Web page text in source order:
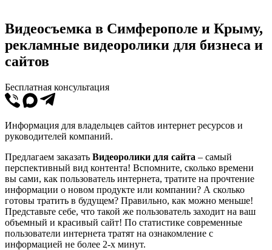
Видеосъемка в Симферополе и Крыму,
рекламные видеоролики для бизнеса и
сайтов
Бесплатная консультация
Информация для владельцев сайтов интернет ресурсов и
руководителей компаний.
Предлагаем заказать Видеоролики для сайта – самый
перспективный вид контента! Вспомните, сколько времени
вы сами, как пользователь интернета, тратите на прочтение
информации о новом продукте или компании? А сколько
готовы тратить в будущем? Правильно, как можно меньше!
Представьте себе, что такой же пользователь заходит на ваш
объемный и красивый сайт! По статистике современные
пользователи интернета тратят на ознакомление с
информацией не более 2-х минут.